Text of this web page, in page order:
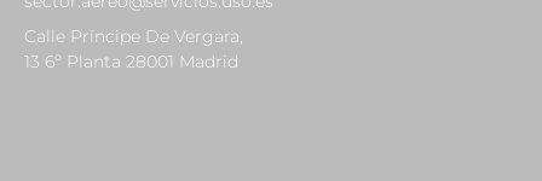
Calle Príncipe De Vergara,
13 6º Planta 28001 Madrid